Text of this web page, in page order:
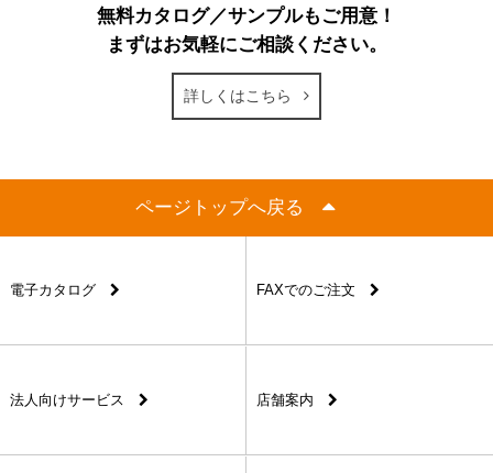
無料カタログ／サンプルもご用意！
まずはお気軽にご相談ください。
詳しくはこちら
ページトップへ戻る
電子カタログ FAXでのご注文
法人向けサービス 店舗案内